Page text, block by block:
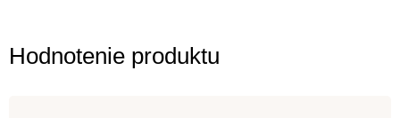
Hodnotenie produktu